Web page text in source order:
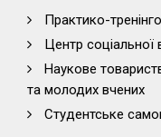
Практико-
Центр соціальної
Наукове
та молодих вчених
Студентське